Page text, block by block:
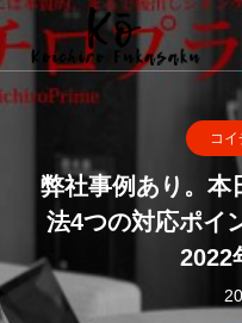
コイ
弊社事例あり。本
法4つの対応ポイ
2022